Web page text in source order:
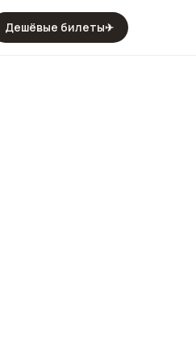
Дешёвые билеты✈